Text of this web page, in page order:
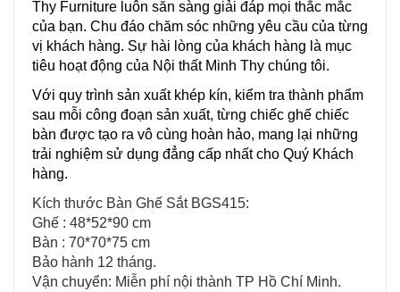
Thy Furniture luôn sẵn sàng giải đáp mọi thắc mắc
của bạn. Chu đáo chăm sóc những yêu cầu của từng
vị khách hàng. Sự hài lòng của khách hàng là mục
tiêu hoạt động của Nội thất Minh Thy chúng tôi.
Với quy trình sản xuất khép kín, kiểm tra thành phẩm
sau mỗi công đoạn sản xuất, từng chiếc ghế chiếc
bàn được tạo ra vô cùng hoàn hảo, mang lại những
trải nghiệm sử dụng đẳng cấp nhất cho Quý Khách
hàng.
Kích thước Bàn Ghế Sắt BGS415:
Ghế : 48*52*90 cm
Bàn : 70*70*75 cm
Bảo hành 12 tháng.
Vận chuyển: Miễn phí nội thành TP Hồ Chí Minh.